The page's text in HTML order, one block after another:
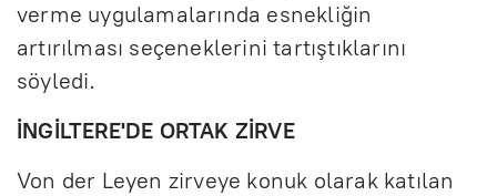
verme uygulamalarında esnekliğin
artırılması seçeneklerini tartıştıklarını
söyledi.
İNGİLTERE'DE ORTAK ZİRVE
Von der Leyen zirveye konuk olarak katılan